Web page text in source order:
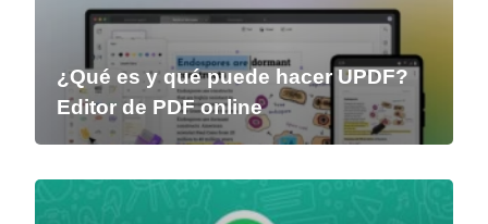
¿Qué es y qué puede hacer UPDF?
Editor de PDF online